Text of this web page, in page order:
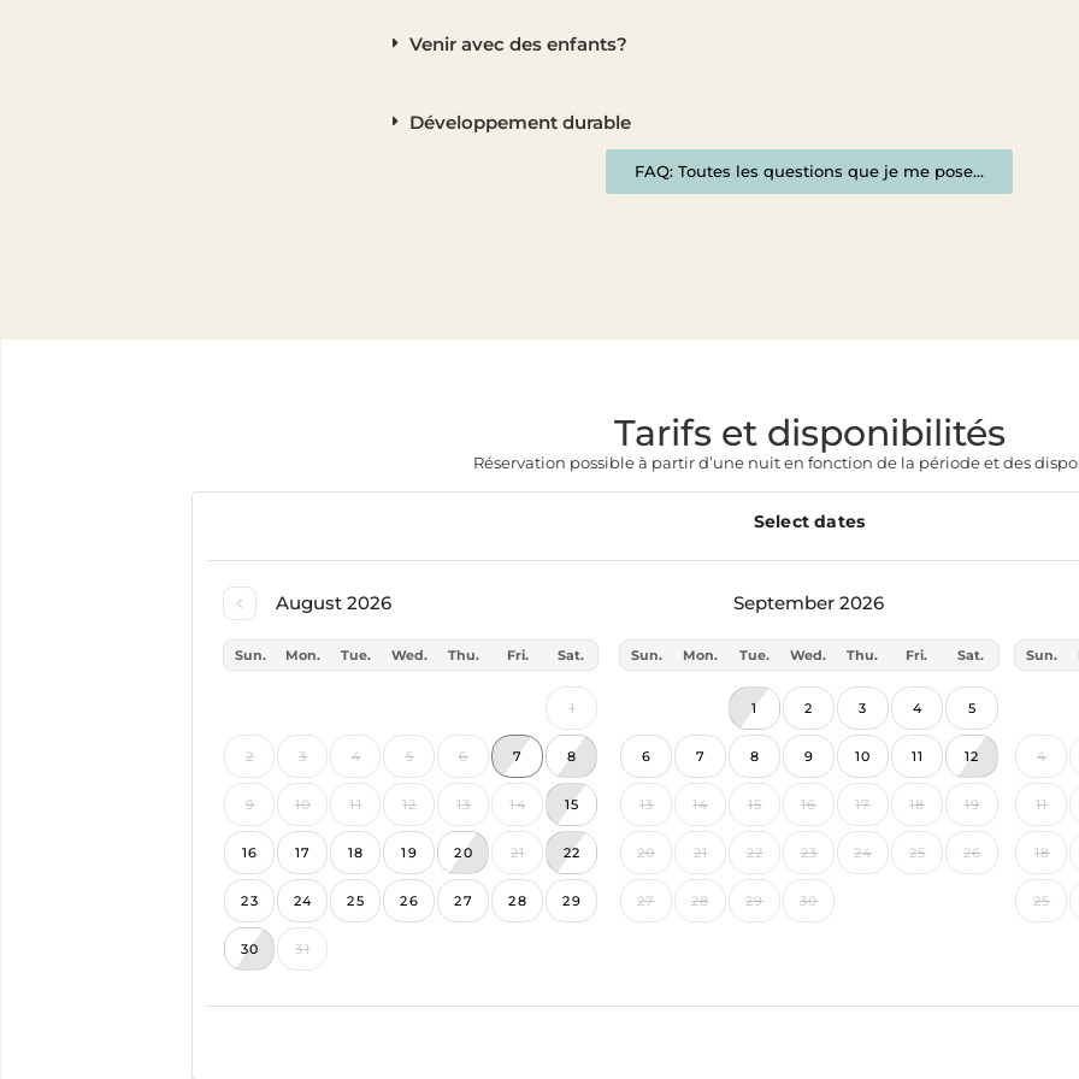
Venir avec des enfants?
Développement durable
FAQ: Toutes les questions que je me pose...
Tarifs et disponibilités
Réservation possible à partir d’une nuit en fonction de la période et des